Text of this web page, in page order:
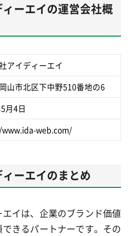
ーエイの運営会社概
アイディーエイ
山市北区下中野510番地の6
月4日
web.com/
ーエイのまとめ
イは、企業のブランド価値
きるパートナーです。その